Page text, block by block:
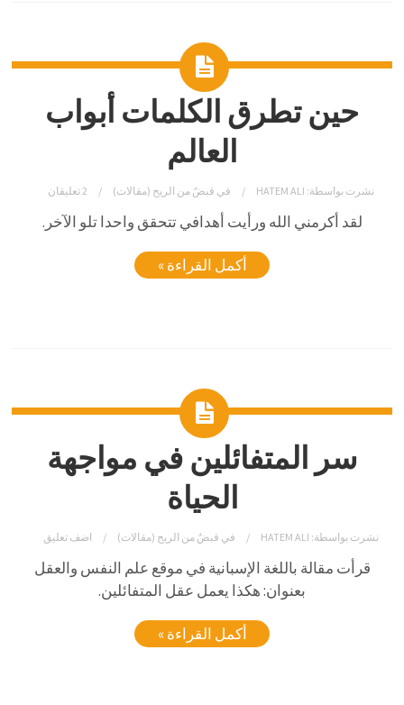
حين تطرق الكلمات أبواب
العالم
نشرت بواسطة: HATEM ALI في قبضٌ من الريح (مقالات) 2 تعليقان
لقد أكرمني الله ورأيت أهدافي تتحقق واحدا تلو الآخر.
أكمل القراءة »
سر المتفائلين في مواجهة
الحياة
نشرت بواسطة: HATEM ALI في قبضٌ من الريح (مقالات) اضف تعليق
قرأت مقالة باللغة الإسبانية في موقع علم النفس والعقل
بعنوان: هكذا يعمل عقل المتفائلين.
أكمل القراءة »